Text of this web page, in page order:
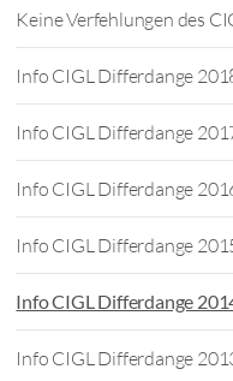
Keine Verfehlungen des
Info CIGL Differdange
Info CIGL Differdange
Info CIGL Differdange
Info CIGL Differdange
Info CIGL Differdange
Info CIGL Differdange